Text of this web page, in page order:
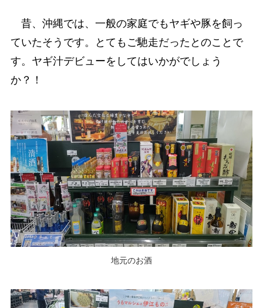
昔、沖縄では、一般の家庭でもヤギや豚を飼っ
ていたそうです。とてもご馳走だったとのことで
す。ヤギ汁デビューをしてはいかがでしょう
か？！
地元のお酒